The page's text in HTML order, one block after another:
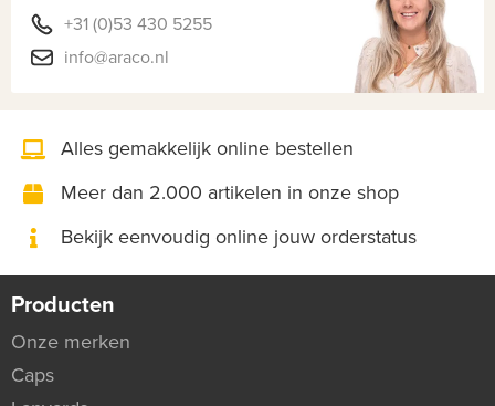
+31 (0)53 430 5255
info@araco.nl
Alles gemakkelijk online bestellen
Meer dan 2.000 artikelen in onze shop
Bekijk eenvoudig online jouw orderstatus
Producten
Onze merken
Caps